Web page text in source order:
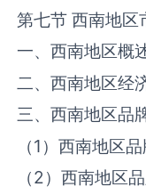
第七节 西南地区
一、西南地区概
二、西南地区经
三、西南地区品
（1 ）西南地区
（2）西南地区